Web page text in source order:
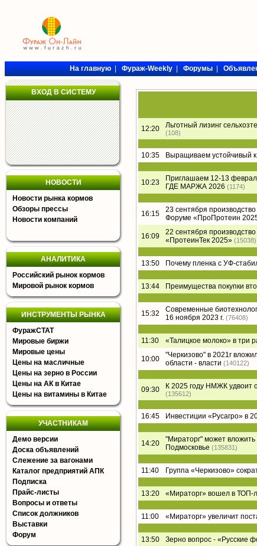
На главную|Фураж-Weekly|Форумы|
ВХОД В СИСТЕМУ
НОВОСТИ
Новости рынка кормов
Обзоры прессы
Новости компаний
АНАЛИТИКА
Российский рынок кормов
Мировой рынок кормов
ИНСТРУМЕНТЫ РЫНКА
ФуражСТАТ
Мировые биржи
Мировые цены
Цены на масличные
Цены на зерно в России
Цены на АК в Китае
Цены на витамины в Китае
УЧАСТНИКАМ
Демо версии
Доска объявлений
Слежение за вагонами
Каталог предприятий АПК
Подписка
Прайс-листы
Вопросы и ответы
Список должников
Выставки
Форум
12:20
Льготный лизинг
(108)
10:35
Выращиваем устойчивый
10:23
Приглашаем 12-13
ГДЕ МАРЖА 2026 (1174)
16:15
23 сентября
Форуме «ПроПротеин
16:09
22 сентября
«ПротеинТек 2025» (15038)
13:50
Почему пленка с УФ-
13:44
Преимущества покупки
15:32
Современные
16 ноября 2023 г. (76408)
11:30
«Талицкое молоко» в три
10:00
"Черкизово" в 2021г
области - власти (140122)
09:30
К 2025 году НМЖК удвоит
(135612)
16:45
Инвестиции «Русагро» в
14:20
"Мираторг" может
Подмосковье (135831)
11:40
Группа «Черкизово»
13:20
«Мираторг» вошел в ТОП-
11:00
«Мираторг» увеличит
13:50
Зерно вопрос - «Русские